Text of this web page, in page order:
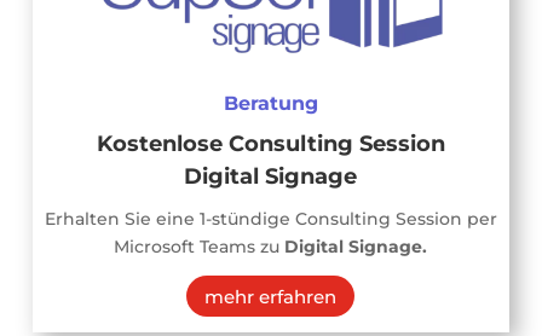
Beratung
Kostenlose Consulting Session
Digital Signage
Erhalten Sie eine 1-stündige Consulting Session per
Microsoft Teams zu Digital Signage.
mehr erfahren